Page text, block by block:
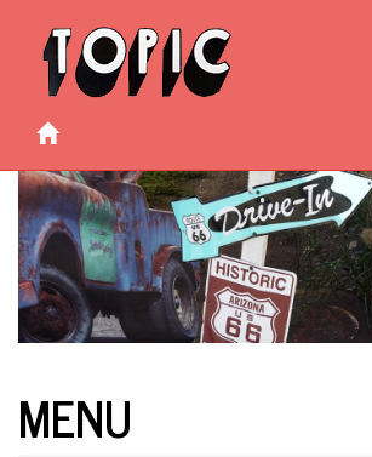
MENU